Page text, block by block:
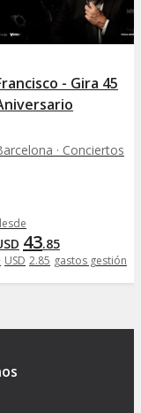
- Gira 45
· Conciertos
43.85
USD 2.85 gastos gestión